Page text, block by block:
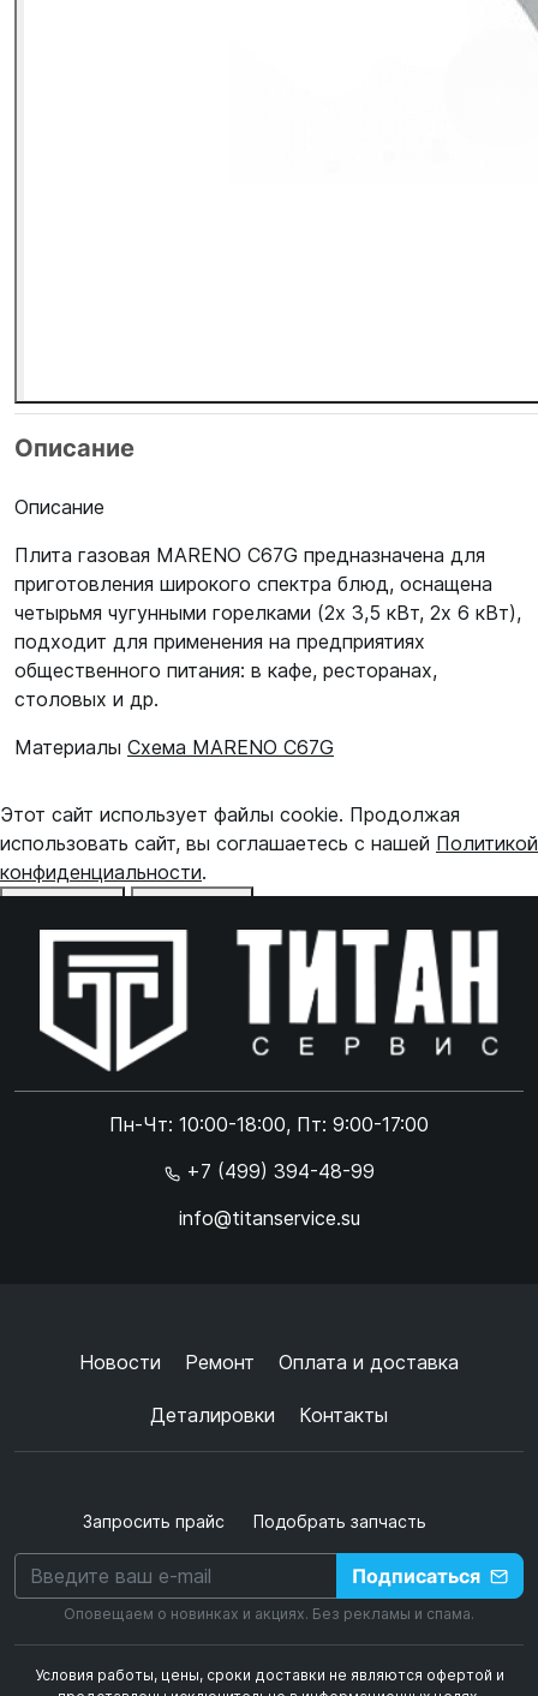
Описание
Описание
Плита газовая MARENO C67G предназначена для
приготовления широкого спектра блюд, оснащена
четырьмя чугунными горелками (2х 3,5 кВт, 2х 6 кВт),
подходит для применения на предприятиях
общественного питания: в кафе, ресторанах,
столовых и др.
Материалы Схема MARENO C67G
Пн-Чт: 10:00-18:00, Пт: 9:00-17:00
+7 (499) 394-48-99
info@titanservice.su
Новости Ремонт Оплата и доставка
Деталировки Контакты
Запросить прайс Подобрать запчасть
Подписаться
Оповещаем о новинках и акциях. Без рекламы и спама.
Условия работы, цены, сроки доставки не являются офертой и
Этот сайт использует файлы cookie. Продолжая
использовать сайт, вы соглашаетесь с нашей Политикой
конфиденциальности.
Online чат
Online чат